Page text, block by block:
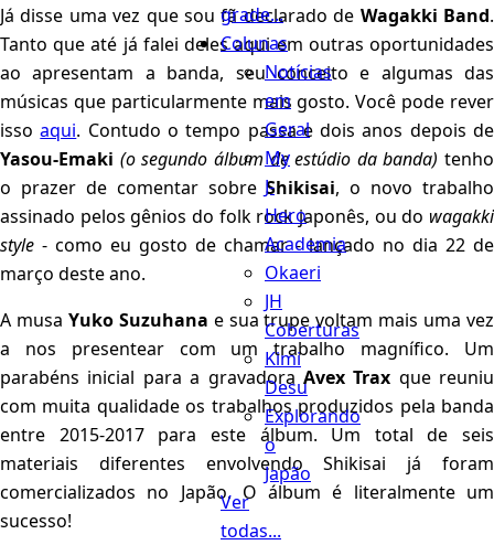
grade...
Colunas
Notícias
em
Geral
My
J-
Hero
Academia
Okaeri
JH
Coberturas
Kimi
Desu
Explorando
o
Japão
Ver
todas...
Já disse uma vez que sou fã declarado de Wagakki Band.
Tanto que até já falei deles aqui em outras oportunidades
ao apresentam a banda, seu conceito e algumas das
músicas que particularmente mais gosto. Você pode rever
issoaqui. Contudo o tempo passa e dois anos depois de
Yasou-Emaki (o segundo álbum de estúdio da banda) tenho
o prazer de comentar sobreShikisai, o novo trabalho
assinado pelos gênios do folk rock japonês, ou do wagakki
style - como eu gosto de chamar - lançado no dia 22 de
março deste ano.
A musa Yuko Suzuhana e sua trupe voltam mais uma vez
a nos presentear com um trabalho magnífico. Um
parabéns inicial para a gravadora Avex Trax que reuniu
com muita qualidade os trabalhos produzidos pela banda
entre 2015-2017 para este álbum. Um total de seis
materiais diferentes envolvendo Shikisai já foram
comercializados no Japão. O álbum é literalmente um
sucesso!